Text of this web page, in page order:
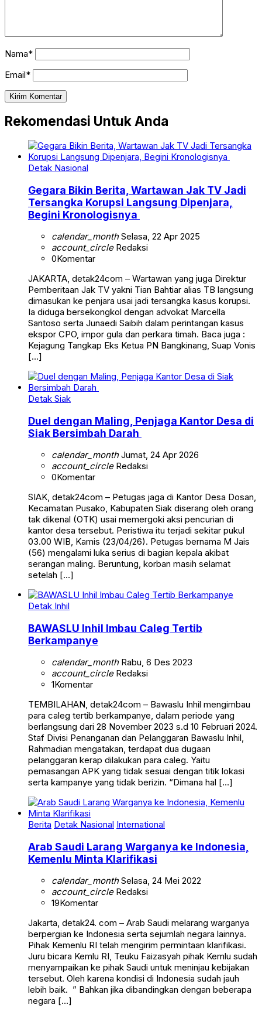
Nama*
Email*
Rekomendasi Untuk Anda
Detak Nasional
Gegara Bikin Berita, Wartawan Jak TV Jadi
Tersangka Korupsi Langsung Dipenjara,
Begini Kronologisnya
calendar_monthSelasa, 22 Apr 2025
account_circleRedaksi
0Komentar
JAKARTA, detak24com – Wartawan yang juga Direktur
Pemberitaan Jak TV yakni Tian Bahtiar alias TB langsung
dimasukan ke penjara usai jadi tersangka kasus korupsi.
Ia diduga bersekongkol dengan advokat Marcella
Santoso serta Junaedi Saibih dalam perintangan kasus
ekspor CPO, impor gula dan perkara timah. Baca juga :
Kejagung Tangkap Eks Ketua PN Bangkinang, Suap Vonis
[…]
Detak Siak
Duel dengan Maling, Penjaga Kantor Desa di
Siak Bersimbah Darah
calendar_monthJumat, 24 Apr 2026
account_circleRedaksi
0Komentar
SIAK, detak24com – Petugas jaga di Kantor Desa Dosan,
Kecamatan Pusako, Kabupaten Siak diserang oleh orang
tak dikenal (OTK) usai memergoki aksi pencurian di
kantor desa tersebut. Peristiwa itu terjadi sekitar pukul
03.00 WIB, Kamis (23/04/26). Petugas bernama M Jais
(56) mengalami luka serius di bagian kepala akibat
serangan maling. Beruntung, korban masih selamat
setelah […]
Detak Inhil
BAWASLU Inhil Imbau Caleg Tertib
Berkampanye
calendar_monthRabu, 6 Des 2023
account_circleRedaksi
1Komentar
TEMBILAHAN, detak24com – Bawaslu Inhil mengimbau
para caleg tertib berkampanye, dalam periode yang
berlangsung dari 28 November 2023 s.d 10 Februari 2024.
Staf Divisi Penanganan dan Pelanggaran Bawaslu Inhil,
Rahmadian mengatakan, terdapat dua dugaan
pelanggaran kerap dilakukan para caleg. Yaitu
pemasangan APK yang tidak sesuai dengan titik lokasi
serta kampanye yang tidak berizin. “Dimana hal […]
Berita Detak Nasional International
Arab Saudi Larang Warganya ke Indonesia,
Kemenlu Minta Klarifikasi
calendar_monthSelasa, 24 Mei 2022
account_circleRedaksi
19Komentar
Jakarta, detak24. com – Arab Saudi melarang warganya
berpergian ke Indonesia serta sejumlah negara lainnya.
Pihak Kemenlu RI telah mengirim permintaan klarifikasi.
Juru bicara Kemlu RI, Teuku Faizasyah pihak Kemlu sudah
menyampaikan ke pihak Saudi untuk meninjau kebijakan
tersebut. Oleh karena kondisi di Indonesia sudah jauh
lebih baik. ” Bahkan jika dibandingkan dengan beberapa
negara […]